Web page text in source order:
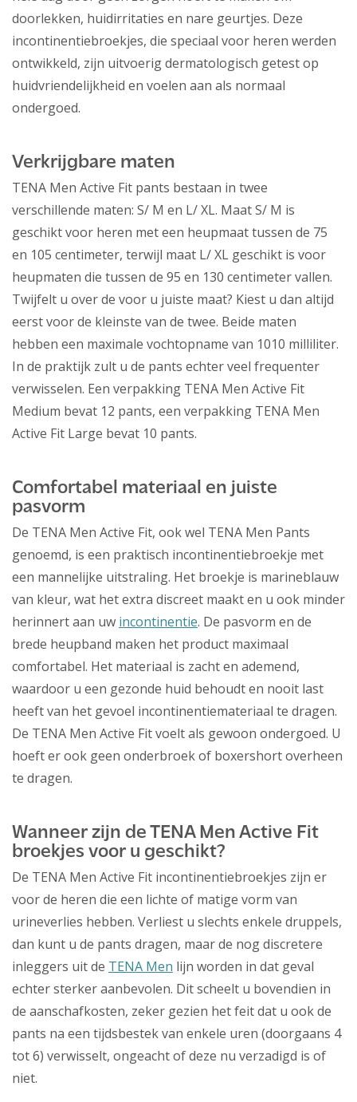
doorlekken, huidirritaties en nare geurtjes. Deze
incontinentiebroekjes, die speciaal voor heren werden
ontwikkeld, zijn uitvoerig dermatologisch getest op
huidvriendelijkheid en voelen aan als normaal
ondergoed.
Verkrijgbare maten
TENA Men Active Fit pants bestaan in twee
verschillende maten: S/ M en L/ XL. Maat S/ M is
geschikt voor heren met een heupmaat tussen de 75
en 105 centimeter, terwijl maat L/ XL geschikt is voor
heupmaten die tussen de 95 en 130 centimeter vallen.
Twijfelt u over de voor u juiste maat? Kiest u dan altijd
eerst voor de kleinste van de twee. Beide maten
hebben een maximale vochtopname van 1010 milliliter.
In de praktijk zult u de pants echter veel frequenter
verwisselen. Een verpakking TENA Men Active Fit
Medium bevat 12 pants, een verpakking TENA Men
Active Fit Large bevat 10 pants.
Comfortabel materiaal en juiste
pasvorm
De TENA Men Active Fit, ook wel TENA Men Pants
genoemd, is een praktisch incontinentiebroekje met
een mannelijke uitstraling. Het broekje is marineblauw
van kleur, wat het extra discreet maakt en u ook minder
herinnert aan uw incontinentie. De pasvorm en de
brede heupband maken het product maximaal
comfortabel. Het materiaal is zacht en ademend,
waardoor u een gezonde huid behoudt en nooit last
heeft van het gevoel incontinentiemateriaal te dragen.
De TENA Men Active Fit voelt als gewoon ondergoed. U
hoeft er ook geen onderbroek of boxershort overheen
te dragen.
Wanneer zijn de TENA Men Active Fit
broekjes voor u geschikt?
De TENA Men Active Fit incontinentiebroekjes zijn er
voor de heren die een lichte of matige vorm van
urineverlies hebben. Verliest u slechts enkele druppels,
dan kunt u de pants dragen, maar de nog discretere
inleggers uit de TENA Men lijn worden in dat geval
echter sterker aanbevolen. Dit scheelt u bovendien in
de aanschafkosten, zeker gezien het feit dat u ook de
pants na een tijdsbestek van enkele uren (doorgaans 4
tot 6) verwisselt, ongeacht of deze nu verzadigd is of
niet.